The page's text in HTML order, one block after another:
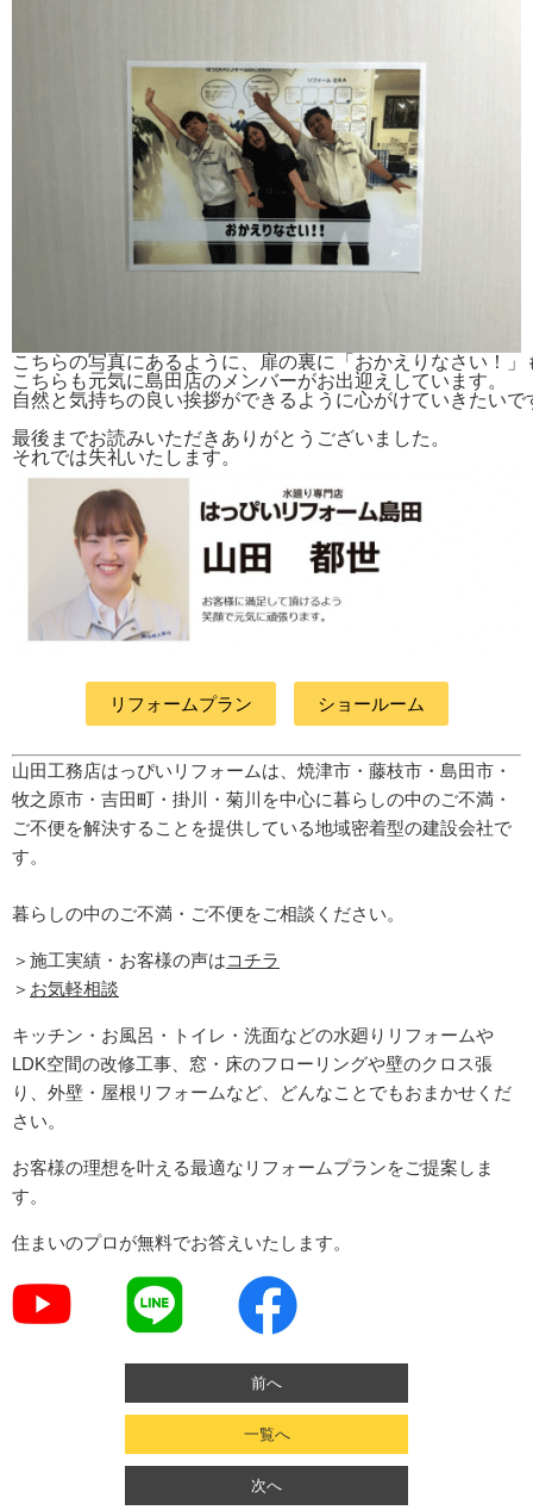
こちらの写真にあるように、扉の裏に「おかえりなさい！
こちらも元気に島田店のメンバーがお出迎えしています。
自然と気持ちの良い挨拶ができるように心がけていきたいで
最後までお読みいただきありがとうございました。
それでは失礼いたします。
リフォームプラン ショールーム
山田工務店はっぴいリフォームは、焼津市・藤枝市・島田市・
牧之原市・吉田町 ・掛川・菊川 を中心に暮らしの中のご不満・
ご不便を解決することを提供している地域密着型の建設会社で
す。
暮らしの中のご不満・ご不便をご相談ください。
＞施工実績・お客様の声はコチラ
＞ お気軽相談
キッチン・お風呂・トイレ・洗面などの水廻りリフォームや
LDK空間の改修工事、窓・床のフローリングや壁のクロス張
り、外壁・屋根リフォームなど、どんなことでもおまかせくだ
さい。
お客様の理想を叶える最適なリフォームプランをご提案しま
す。
住まいのプロが無料でお答えいたします。
前へ
一覧へ
次へ